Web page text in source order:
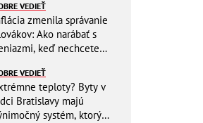
VEDIEŤ
zmenila správanie
Ako narábať s
keď nechcete
VEDIEŤ
teploty? Byty v
Bratislavy majú
systém, ktorý